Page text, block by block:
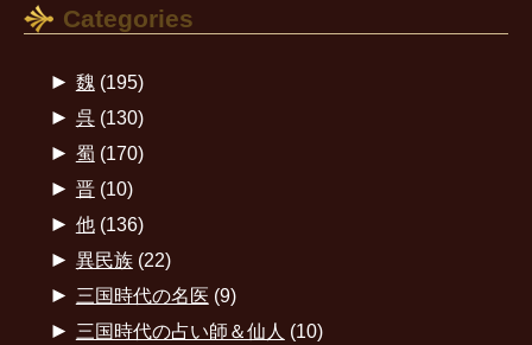
Categories
► 魏 (195)
► 呉(130)
► 蜀 (170)
► 晋(10)
► 他(136)
► 異民族(22)
► 三国時代の名医 (9)
► 三国時代の占い師＆仙人 (10)